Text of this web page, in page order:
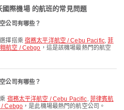
際機場 的航班的常見問題
公司有哪些？
擇搭乘 宿務太平洋航空 / Cebu Pacific,菲
航空 / Cebgo ，這是該機場最熱門的航空
公司有哪些？
宿務太平洋航空 / Cebu Pacific, 菲律賓航
/ Cebgo ，是此機場最熱門的航空公司。